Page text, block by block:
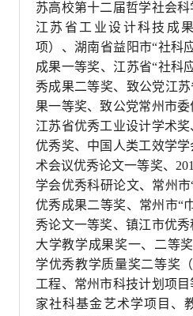
苏高校第十二届哲学社会科
江苏省工业设计科技成
项）、湖南省益阳市“社科
成果一等奖、江苏省“社科
秀成果二等奖、致公党江
果一等奖、致公党常州市委
江苏省优秀工业设计学术
优秀奖、中国人类工效学
术会议优秀论文一等奖、 2
学会优秀科研论文、常州
优秀成果二等奖、常州市“
秀论文一等奖、镇江市优
大学教学成果奖一、二等
学优秀教学质量奖二等奖
工程、常州市科技计划项
家社科基金艺术学项目、